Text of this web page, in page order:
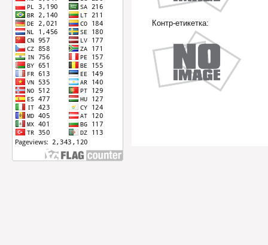
Контр-етикетка: